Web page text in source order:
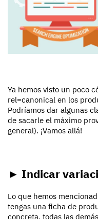
Ya hemos visto un poco
rel=canonical en los
Podríamos dar algunas
de sacarle el máximo
general). ¡Vamos allá!
► Indicar
Lo que hemos
tengas una ficha de
concreta, todas las